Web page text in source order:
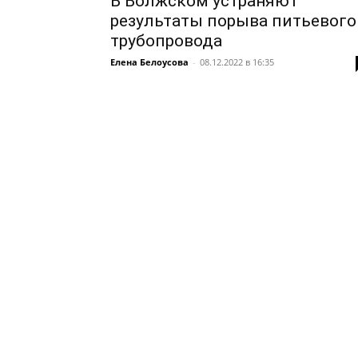
результаты порыва питьевого
трубопровода
Елена Белоусова - 08.12.2022 в 16:35